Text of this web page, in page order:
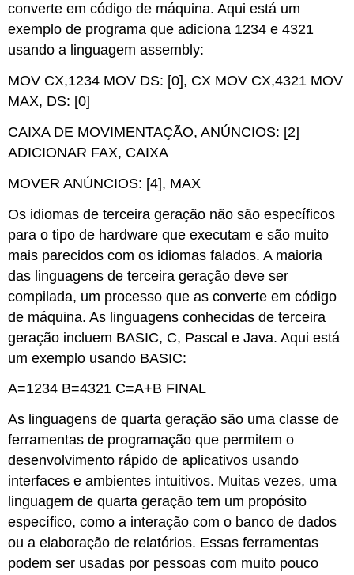
converte em código de máquina. Aqui está um
exemplo de programa que adiciona 1234 e 4321
usando a linguagem assembly:
MOV CX,1234 MOV DS: [0], CX MOV CX,4321 MOV
MAX, DS: [0]
CAIXA DE MOVIMENTAÇÃO, ANÚNCIOS: [2]
ADICIONAR FAX, CAIXA
MOVER ANÚNCIOS: [4], MAX
Os idiomas de terceira geração não são específicos
para o tipo de hardware que executam e são muito
mais parecidos com os idiomas falados. A maioria
das linguagens de terceira geração deve ser
compilada, um processo que as converte em código
de máquina. As linguagens conhecidas de terceira
geração incluem BASIC, C, Pascal e Java. Aqui está
um exemplo usando BASIC:
A=1234 B=4321 C=A+B FINAL
As linguagens de quarta geração são uma classe de
ferramentas de programação que permitem o
desenvolvimento rápido de aplicativos usando
interfaces e ambientes intuitivos. Muitas vezes, uma
linguagem de quarta geração tem um propósito
específico, como a interação com o banco de dados
ou a elaboração de relatórios. Essas ferramentas
podem ser usadas por pessoas com muito pouco